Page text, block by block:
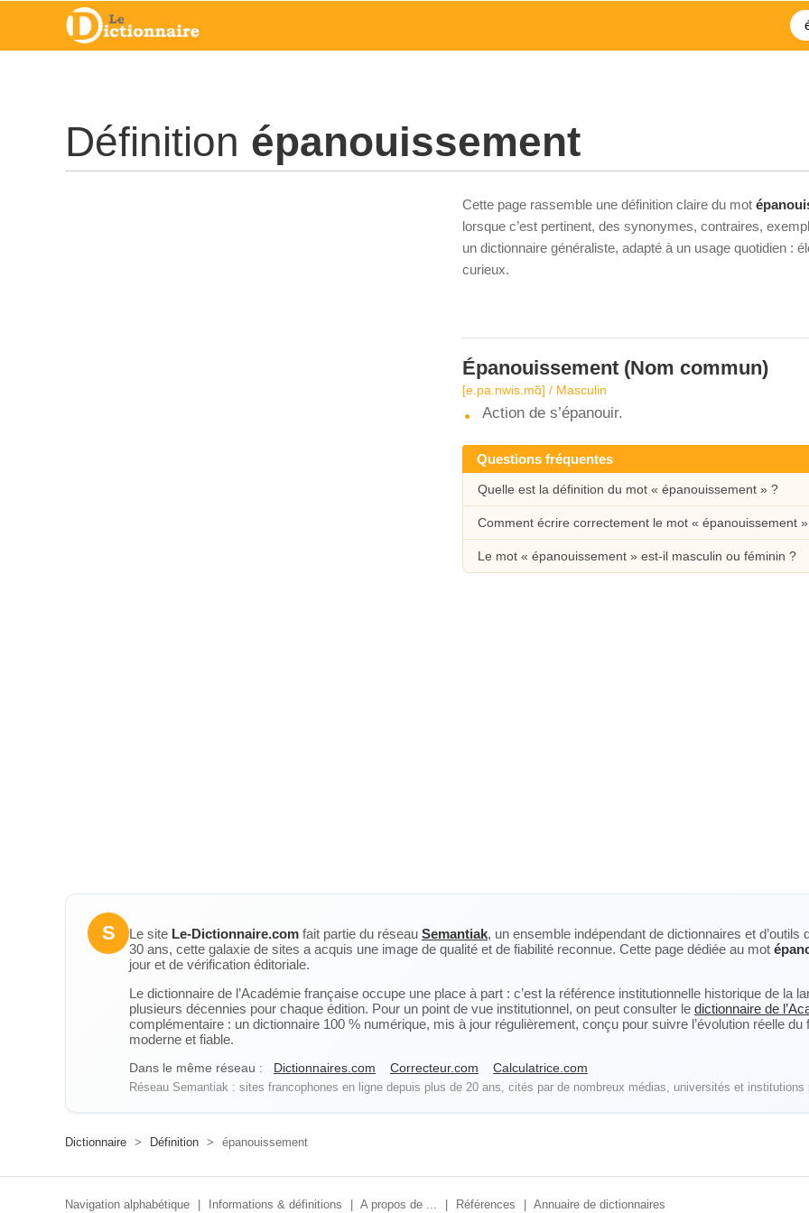
Définition épanouissement
Cette page rassemble une définition claire du mot
lorsque c’est pertinent, des synonymes, contraires,
un dictionnaire généraliste, adapté à un usage quotidien :
curieux.
Épanouissement (Nom commun)
[e.pa.nwis.mɑ̃] / Masculin
Action de s’épanouir.
Questions fréquentes
Quelle est la définition du mot « épanouissement » ?
Comment écrire correctement le mot « épanouissement
Le mot « épanouissement » est-il masculin ou féminin ?
S Le site Le-Dictionnaire.com fait partie du réseau Semantiak, un ensemble indépendant de dictionnaires et
30 ans, cette galaxie de sites a acquis une image de qualité et de fiabilité reconnue. Cette page dédiée au mot
jour et de vérification éditoriale.
Le dictionnaire de l’Académie française occupe une place à part : c’est la référence institutionnelle historique de la
plusieurs décennies pour chaque édition. Pour un point de vue institutionnel, on peut consulter le dictionnaire de
complémentaire : un dictionnaire 100 % numérique, mis à jour régulièrement, conçu pour suivre l’évolution réelle
moderne et fiable.
Dans le même réseau : Dictionnaires.com Correcteur.com Calculatrice.com
Réseau Semantiak : sites francophones en ligne depuis plus de 20 ans, cités par de nombreux médias, universités et institutions
Dictionnaire > Définition > épanouissement
Navigation alphabétique Informations & définitions A propos de ... Références Annuaire de dictionnaires